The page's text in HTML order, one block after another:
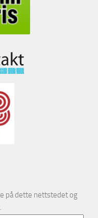
på dette nettstedet og